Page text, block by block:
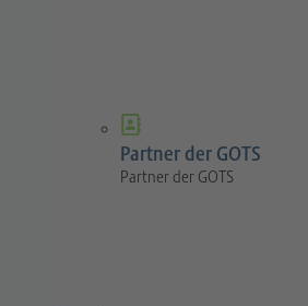
Partner der GOTS
Partner der GOTS